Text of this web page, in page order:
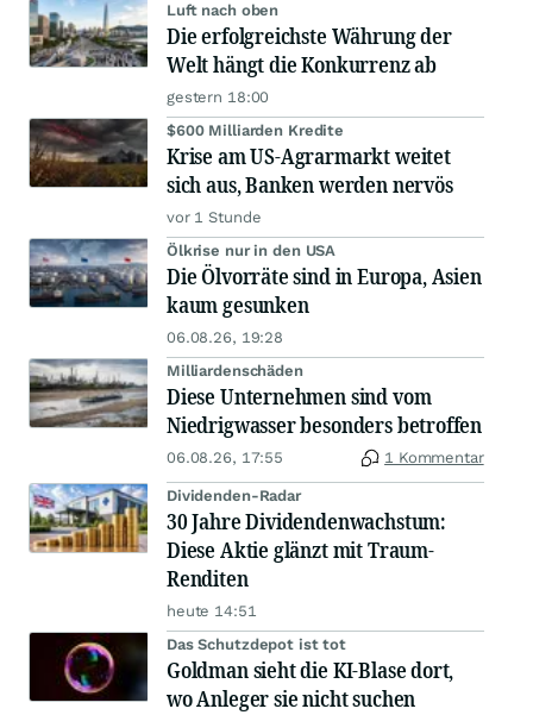
Luft nach oben
Die erfolgreichste Währung der
Welt hängt die Konkurrenz ab
gestern 18:00
$600 Milliarden Kredite
Krise am US-Agrarmarkt weitet
sich aus, Banken werden nervös
vor 1 Stunde
Ölkrise nur in den USA
Die Ölvorräte sind in Europa, Asien
kaum gesunken
06.08.26, 19:28
Milliardenschäden
Diese Unternehmen sind vom
Niedrigwasser besonders betroffen
06.08.26, 17:55 1 Kommentar
Dividenden-Radar
30 Jahre Dividendenwachstum:
Diese Aktie glänzt mit Traum-
Renditen
heute 14:51
Das Schutzdepot ist tot
Goldman sieht die KI-Blase dort,
wo Anleger sie nicht suchen